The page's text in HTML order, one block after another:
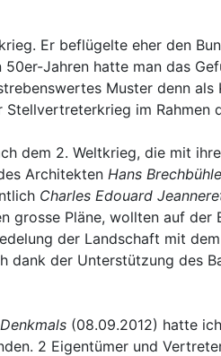
Er beflügelte eher den
50er-Jahren hatte man das
Muster denn
Stellvertreterkrieg im Rahmen
dem 2. Weltkrieg, die mit
Architekten Hans
Charles Edouard
grosse Pläne, wollten auf
der Landschaft mit
dank der Unterstützung des
(08.09.2012) hatte
2 Eigentümer und